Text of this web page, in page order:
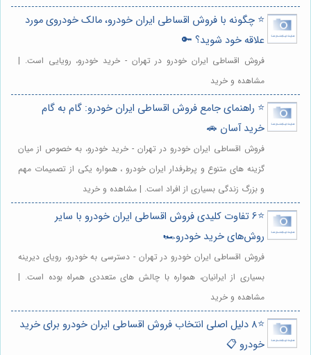
⭐️ چگونه با فروش اقساطی ایران خودرو، مالک خودروی مورد
علاقه خود شوید؟ 🔑
فروش اقساطی ایران خودرو در تهران - خرید خودرو، رویایی است. |
مشاهده و خرید
⭐️ راهنمای جامع فروش اقساطی ایران خودرو: گام به گام
خرید آسان 🚗
فروش اقساطی ایران خودرو در تهران - خرید خودرو، به خصوص از میان
گزینه های متنوع و پرطرفدار ایران خودرو ، همواره یکی از تصمیمات مهم
و بزرگ زندگی بسیاری از افراد است. | مشاهده و خرید
⭐️6 تفاوت کلیدی فروش اقساطی ایران خودرو با سایر
روش‌های خرید خودرو🏎️
فروش اقساطی ایران خودرو در تهران - دسترسی به خودرو، رویای دیرینه
بسیاری از ایرانیان، همواره با چالش های متعددی همراه بوده است. |
مشاهده و خرید
⭐️8 دلیل اصلی انتخاب فروش اقساطی ایران خودرو برای خرید
خودرو 📋